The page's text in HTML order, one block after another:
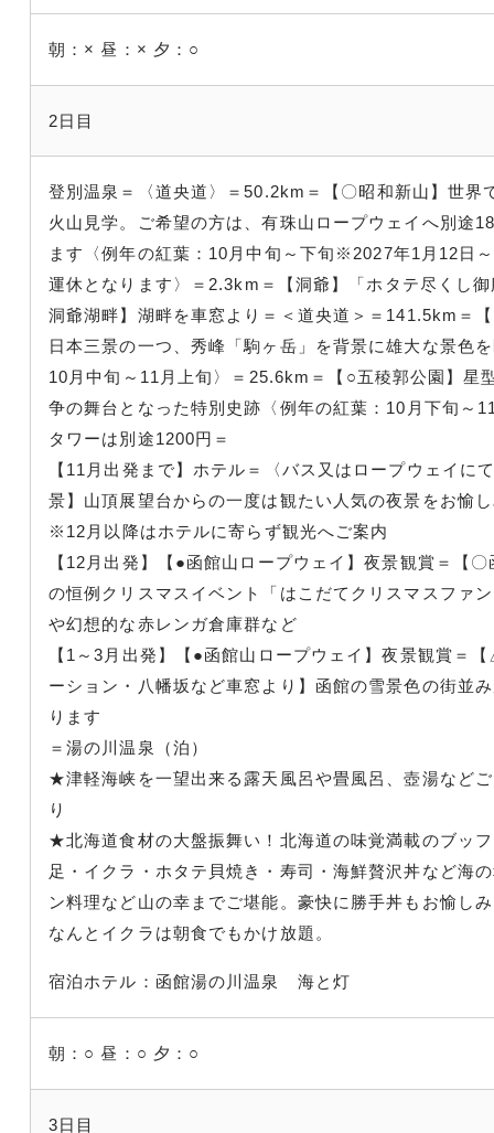
朝：× 昼：× 夕：○
2日目
登別温泉＝〈道央道〉＝50.2km＝【〇昭和新山】世界
火山見学。ご希望の方は、有珠山ロープウェイへ別途
ます〈例年の紅葉：10月中旬～下旬※2027年1月12日
運休となります〉＝2.3km＝【洞爺】「ホタテ尽くし
洞爺湖畔】湖畔を車窓より＝＜道央道＞＝141.5km＝
日本三景の一つ、秀峰「駒ヶ岳」を背景に雄大な景色
10月中旬～11月上旬〉＝25.6km＝【○五稜郭公園】星
争の舞台となった特別史跡〈例年の紅葉：10月下旬～
タワーは別途1200円＝
【11月出発まで】ホテル＝〈バス又はロープウェイに
景】山頂展望台からの一度は観たい人気の夜景をお愉
※12月以降はホテルに寄らず観光へご案内
【12月出発】【●函館山ロープウェイ】夜景観賞＝【
の恒例クリスマスイベント「はこだてクリスマスファ
や幻想的な赤レンガ倉庫群など
【1～3月出発】【●函館山ロープウェイ】夜景観賞＝
ーション・八幡坂など車窓より】函館の雪景色の街並
ります
＝湯の川温泉（泊）
★津軽海峡を一望出来る露天風呂や畳風呂、壺湯など
★北海道食材の大盤振舞い！北海道の味覚満載のブッ
足・イクラ・ホタテ貝焼き・寿司・海鮮贅沢丼など海
ン料理など山の幸までご堪能。豪快に勝手丼もお愉し
なんとイクラは朝食でもかけ放題。
宿泊ホテル：函館湯の川温泉 海と灯
朝：○ 昼：○ 夕：○
3日目